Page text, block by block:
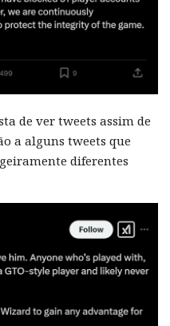
de ver tweets assim de
a alguns tweets que
diferentes